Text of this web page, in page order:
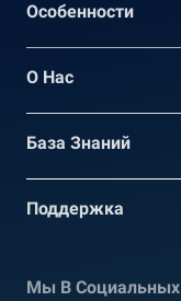
Oсобенности
О Нас
База Знаний
Поддержка
Мы В Социальных